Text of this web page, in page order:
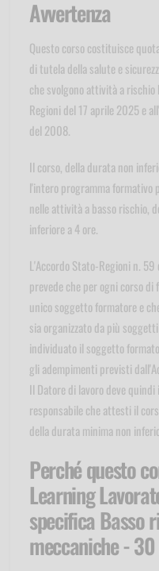
Avvertenza
Questo corso costituisce
di tutela della salute e
che svolgono attività a
Regioni del 17 aprile 2025 e
del 2008.
Il corso, della durata non
l'intero programma formativo
nelle attività a basso rischio,
inferiore a 4 ore.
L'Accordo Stato-Regioni n.
prevede che per ogni corso
unico soggetto formatore e
sia organizzato da più
individuato il soggetto
gli adempimenti previsti
Il Datore di lavoro deve
responsabile che attesti il
della durata minima non
Perché questo
Learning
specifica Basso
meccaniche -